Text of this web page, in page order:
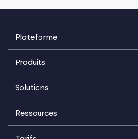
Plateforme
Produits
Solutions
Ressources